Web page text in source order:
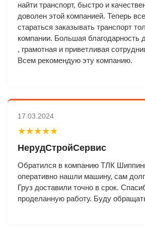
найти транспорт, быстро и
доволен этой компанией. Теперь
стараться заказывать транспорт
компании. Большая благодарность
, грамотная и приветливая
Всем рекомендую эту компанию.
17.03.2024
★★★★★
НерудСтройСервис
Обратился в компанию ТЛК
оперативно нашли машину, сам
Груз доставили точно в срок.
проделанную работу. Буду